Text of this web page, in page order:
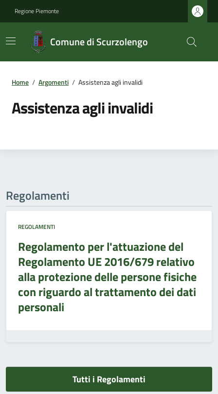
Regione Piemonte
Comune di Scurzolengo
Home / Argomenti / Assistenza agli invalidi
Assistenza agli invalidi
Regolamenti
REGOLAMENTI
Regolamento per l'attuazione del
Regolamento UE 2016/679 relativo
alla protezione delle persone fisiche
con riguardo al trattamento dei dati
personali
Tutti i Regolamenti